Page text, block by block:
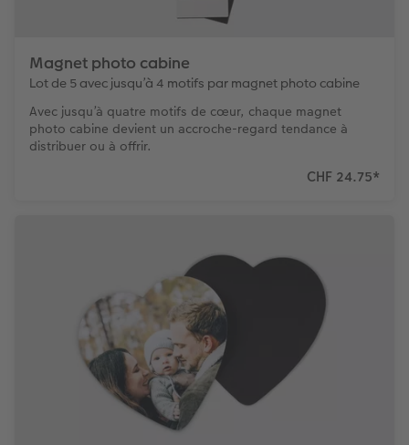
Magnet photo cabine
Lot de 5 avec jusqu’à 4 motifs par magnet photo cabine
Avec jusqu’à quatre motifs de cœur, chaque magnet
photo cabine devient un accroche-regard tendance à
distribuer ou à offrir.
CHF 24.75*